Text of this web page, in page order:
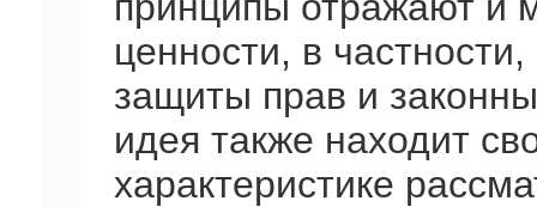
ценности, в
защиты прав и
идея также находит
характеристике